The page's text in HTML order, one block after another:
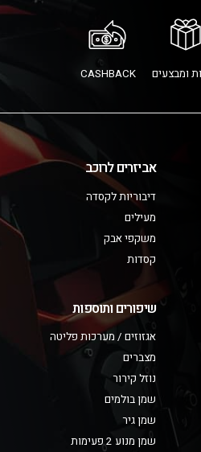
ומבצעים CASHBACK
אביזרים לרוכב
דיבוריות לקסדה
מעילים
משקפי אבק
קסדות
שיפורים ותוספות
אגזוזים / מערכות פליטה
מצברים
נוזל קירור
שמן בולמים
שמן גיר
שמן מנוע 2 פעימות